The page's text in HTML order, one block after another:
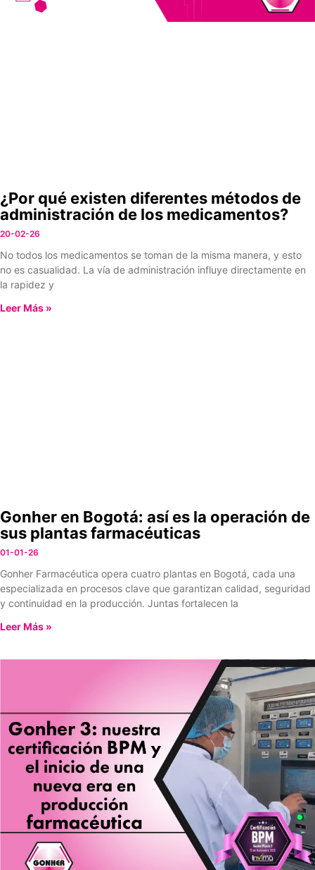
¿Por qué existen diferentes métodos de
administración de los medicamentos?
20-02-26
No todos los medicamentos se toman de la misma manera, y esto
no es casualidad. La vía de administración influye directamente en
la rapidez y
Leer Más »
Gonher en Bogotá: así es la operación de
sus plantas farmacéuticas
01-01-26
Gonher Farmacéutica opera cuatro plantas en Bogotá, cada una
especializada en procesos clave que garantizan calidad, seguridad
y continuidad en la producción. Juntas fortalecen la
Leer Más »